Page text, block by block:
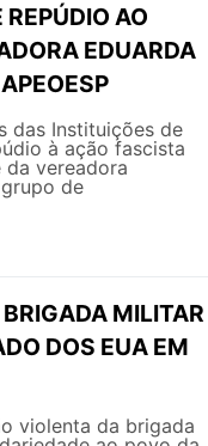
AO
EDUARDA
das Instituições de
à ação fascista
da vereadora
de
MILITAR
DOS EUA EM
violenta da brigada